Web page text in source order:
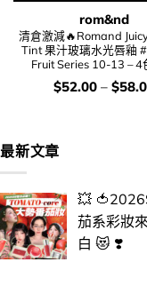
rom&nd
清倉激減🔥Romand
Tint 果汁玻璃水光唇釉
Fruit Series 10-13 – 4
價
$52.00 – $
最新文章
💥
茄系彩妝
白 😻 ❣️